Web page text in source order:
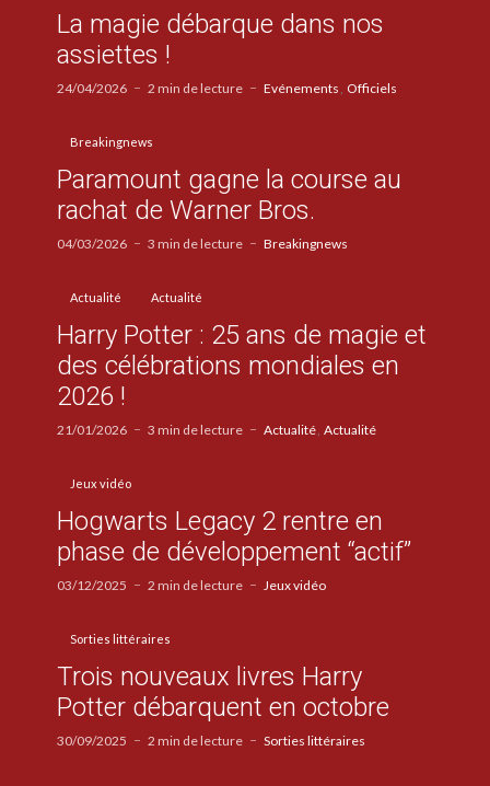
La magie débarque dans nos
assiettes !
24/04/2026 2 min de lecture Evénements Officiels
Breakingnews
Paramount gagne la course au
rachat de Warner Bros.
04/03/2026 3 min de lecture Breakingnews
Actualité Actualité
Harry Potter : 25 ans de magie et
des célébrations mondiales en
2026 !
21/01/2026 3 min de lecture Actualité Actualité
Jeux vidéo
Hogwarts Legacy 2 rentre en
phase de développement “actif”
03/12/2025 2 min de lecture Jeux vidéo
Sorties littéraires
Trois nouveaux livres Harry
Potter débarquent en octobre
30/09/2025 2 min de lecture Sorties littéraires